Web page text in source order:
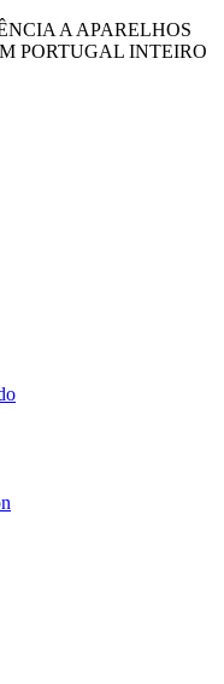
A APARELHOS
PORTUGAL INTEIRO